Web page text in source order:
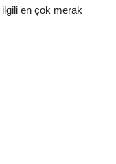
en çok merak